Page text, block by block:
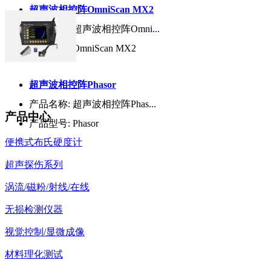
超声波相控阵OmniScan MX2
产品名称:
超声波相控阵Omni...
产品型号:
OmniScan MX2
超声波相控阵Phasor
产品名称: 超声波相控阵Phas...
产品型号: Phasor
产品中心
便携式布氏硬度计
超声探伤系列
涡流/磁粉/射线/在线
无损检测仪器
视觉控制/显微成像
材料理化测试